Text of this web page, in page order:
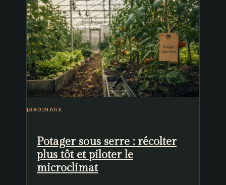
JARDINAGE
Potager sous serre : récolter
plus tôt et piloter le
microclimat